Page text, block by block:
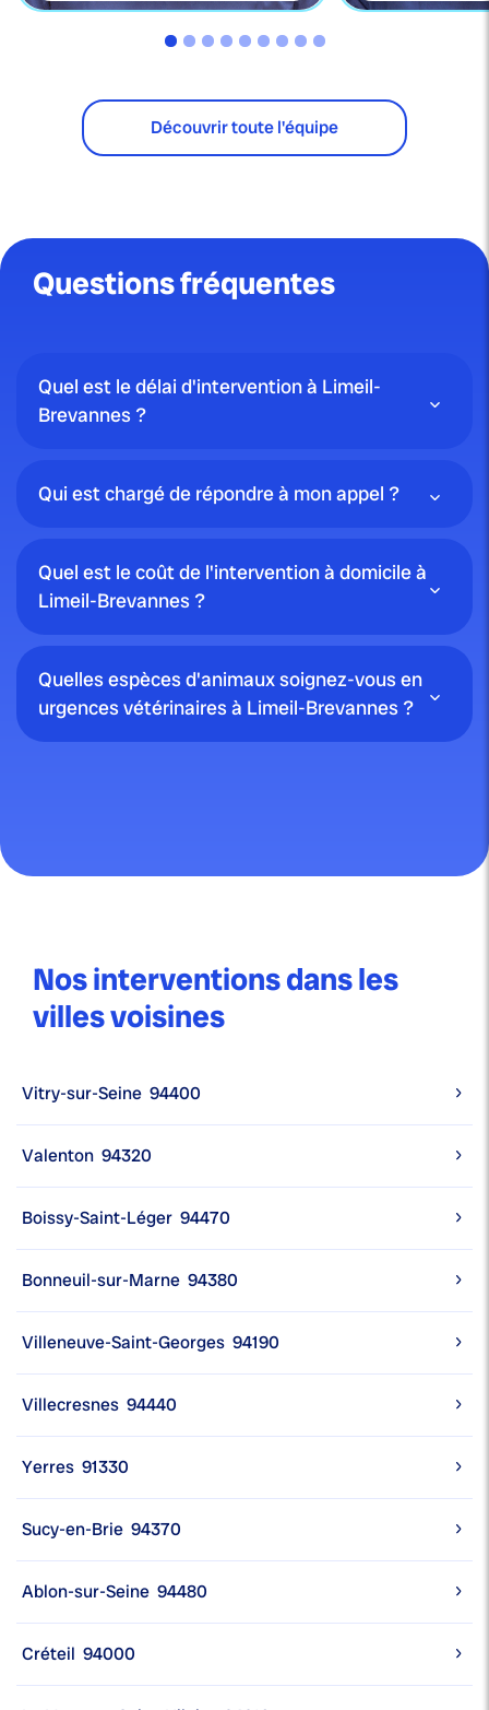
Découvrir toute l'équipe
Questions fréquentes
Quel est le délai d'intervention à Limeil-
Brevannes ?
Qui est chargé de répondre à mon appel ?
Quel est le coût de l'intervention à domicile à
Limeil-Brevannes ?
Quelles espèces d'animaux soignez-vous en
urgences vétérinaires à Limeil-Brevannes ?
Nos interventions dans les
villes voisines
Vitry-sur-Seine 94400
Valenton 94320
Boissy-Saint-Léger 94470
Bonneuil-sur-Marne 94380
Villeneuve-Saint-Georges 94190
Villecresnes 94440
Yerres 91330
Sucy-en-Brie 94370
Ablon-sur-Seine 94480
Créteil 94000